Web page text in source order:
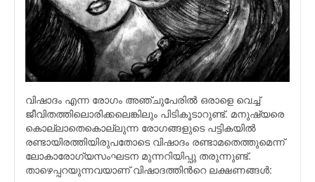
വിഷാദം എന്ന രോഗം അഞ്ചുപേരില്‍ ഒരാളെ വെച്ച്
ജീവിതത്തിലൊരിക്കലെങ്കിലും പിടികൂടാറുണ്ട്. മനുഷ്യരെ
കൊല്ലാതെകൊല്ലുന്ന രോഗങ്ങളുടെ പട്ടികയില്‍
രണ്ടായിരത്തിയിരുപതോടെ വിഷാദം രണ്ടാമതെത്തുമെന്ന്
ലോകാരോഗ്യസംഘടന മുന്നറിയിപ്പു തരുന്നുണ്ട്.
താഴെപ്പറയുന്നവയാണ് വിഷാദത്തിന്‍റെ ലക്ഷണങ്ങള്‍: